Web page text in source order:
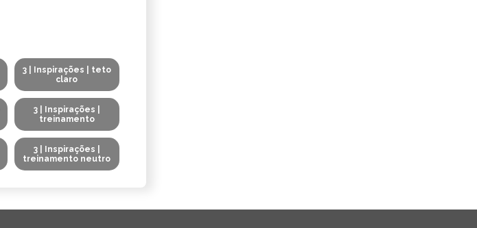
3 | Inspirações | teto
claro
3 | Inspirações |
treinamento
3 | Inspirações |
treinamento neutro